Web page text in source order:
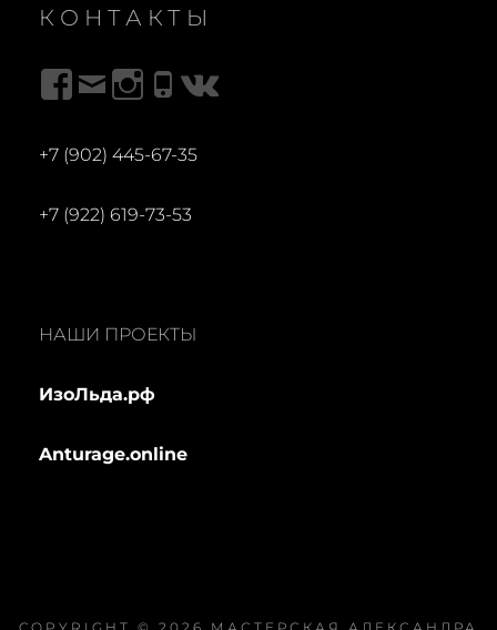
КОНТАКТЫ
+7 (902) 445-67-35
+7 (922) 619-73-53
НАШИ ПРОЕКТЫ
ИзоЛьда.рф
Anturage.online